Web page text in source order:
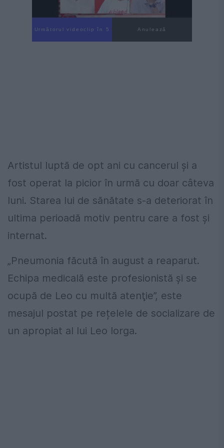
Următorul videoclip în 4 Anulează
Artistul luptă de opt ani cu cancerul și a
fost operat la picior în urmă cu doar câteva
luni. Starea lui de sănătate s-a deteriorat în
ultima perioadă motiv pentru care a fost și
internat.
„Pneumonia făcută în august a reaparut.
Echipa medicală este profesionistă şi se
ocupă de Leo cu multă atenţie”, este
mesajul postat pe rețelele de socializare de
un apropiat al lui Leo Iorga.